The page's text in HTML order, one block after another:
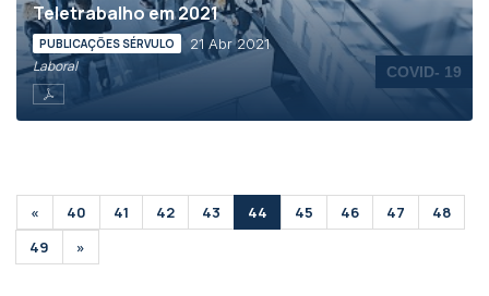
Teletrabalho em 2021
PUBLICAÇÕES SÉRVULO 21 Abr 2021
Laboral COVID- 19
« 40 41 42 43 44 45 46 47
48
49
»